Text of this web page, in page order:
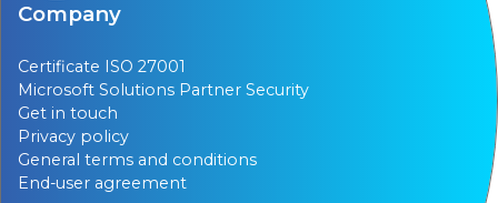
Company
Certificate ISO 27001
Microsoft Solutions Partner Security
Get in touch
Privacy policy
General terms and conditions
End-user agreement